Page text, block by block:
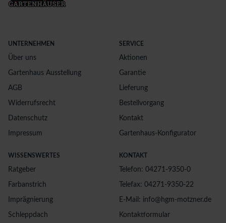
UNTERNEHMEN
Über uns
Gartenhaus Ausstellung
AGB
Widerrufsrecht
Datenschutz
Impressum
SERVICE
Aktionen
Garantie
Lieferung
Bestellvorgang
Kontakt
Gartenhaus-Konfigurator
WISSENSWERTES
Ratgeber
Farbanstrich
Imprägnierung
Schleppdach
KONTAKT
Telefon: 04271-9350-0
Telefax: 04271-9350-22
E-Mail: info@hgm-motzner.de
Kontaktformular